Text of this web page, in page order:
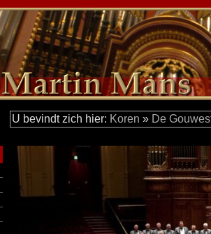
U bevindt zich hier: Koren » De